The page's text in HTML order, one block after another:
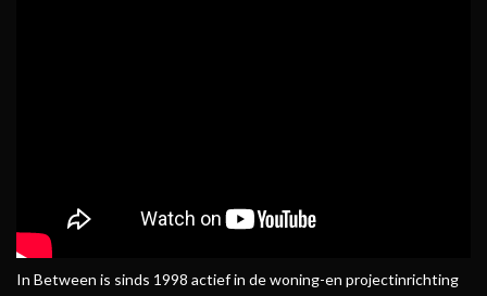
In Between is sinds 1998 actief in de woning-en projectinrichting